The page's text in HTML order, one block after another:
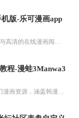
版-乐可漫画app
程-漫蛙3Manwa3